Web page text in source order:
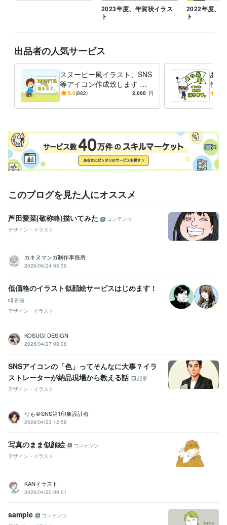
2023年度、年賀状イラス
ト
2022年度、
ト
出品者の人気サービス
スヌーピー風イラスト、SNS
等アイコン作成致します ス
ヌーピー好きの方へ♪似顔
5.0(882) 2,000 円
あつ
作成
方へ
このブログを見た人にオススメ
芦田愛菜(敬称略)描いてみた
コンテンツ
デザイン・イラスト
カキヌマンガ制作事務所
2026/06/24 05:39
低価格のイラスト似顔絵サービスはじめます！
告知
デザイン・イラスト
KOSUGI DESIGN
2026/04/27 08:08
SNSアイコンの「色」ってそんなに大事？イラ
ストレーターが納品現場から教える話
記事
デザイン・イラスト
りも＠SNS第1印象設計者
2026/04/23 12:58
写真のまま似顔絵
コンテンツ
デザイン・イラスト
KANイラスト
2026/04/20 09:21
sample
コンテンツ